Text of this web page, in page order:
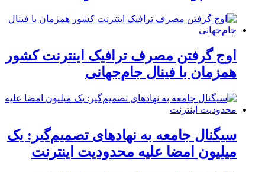
اوج گرفتن مصرف ترافیک اینترنت کشور
همزمان با فینال جام‌جهانی
سیگنال جامعه به نهادهای تصمیم‌گیر: یک
میلیون امضا علیه محدودیت اینترنت